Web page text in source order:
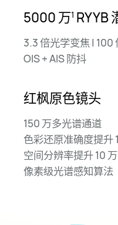
5000 万1 RYYB
3.3 倍光学变焦 | 100
OIS + AIS 防抖
红枫原色镜头
150 万多光谱通道
色彩还原准确度提升
空间分辨率提升 10
像素级光谱感知算法